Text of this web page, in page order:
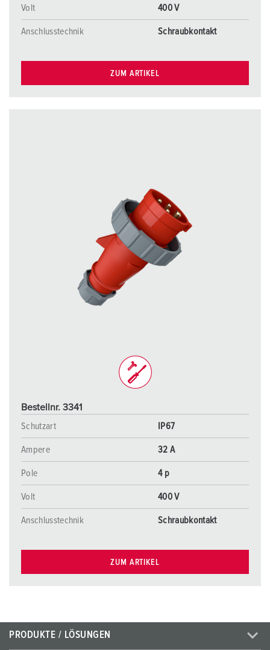
Volt 400 V
Anschlusstechnik Schraubkontakt
ZUM ARTIKEL
Bestellnr. 3341
Schutzart
IP67
Ampere 32 A
Pole 4 p
Volt 400 V
Anschlusstechnik Schraubkontakt
ZUM ARTIKEL
PRODUKTE / LÖSUNGEN